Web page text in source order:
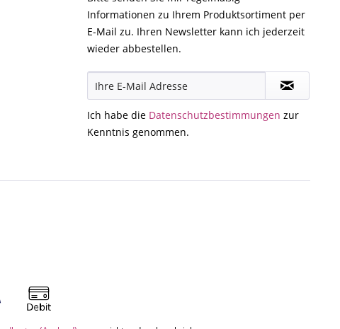
Informationen zu Ihrem Produktsortiment per
E-Mail zu. Ihren Newsletter kann ich jederzeit
wieder abbestellen.
Ich habe die Datenschutzbestimmungen zur
Kenntnis genommen.